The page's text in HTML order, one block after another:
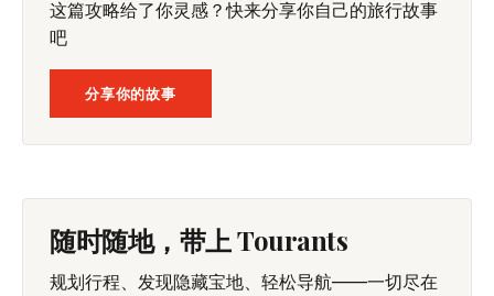
这篇攻略给了你灵感？快来分享你自己的旅行故事
吧
分享你的故事
随时随地，带上 Tourants
规划行程、发现隐藏宝地、轻松导航——一切尽在